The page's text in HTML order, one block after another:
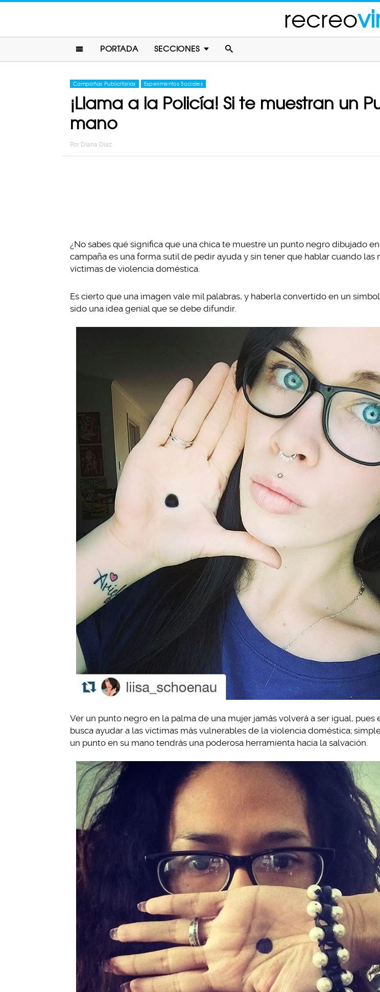
recreo
PORTADA SECCIONES
Campañas Publicitarias Experimentos Sociales
¡Llama a la Policía! Si te muestran un
mano
Por Diana Diaz
¿No sabes qué significa que una chica te muestre un punto negro dibujado
campaña es una forma sutil de pedir ayuda y sin tener que hablar cuando las
víctimas de violencia doméstica.
Es cierto que una imagen vale mil palabras, y haberla convertido en un
sido una idea genial que se debe difundir.
Ver un punto negro en la palma de una mujer jamás volverá a ser igual, pues
busca ayudar a las víctimas más vulnerables de la violencia doméstica;
un punto en su mano tendrás una poderosa herramienta hacia la salvación.